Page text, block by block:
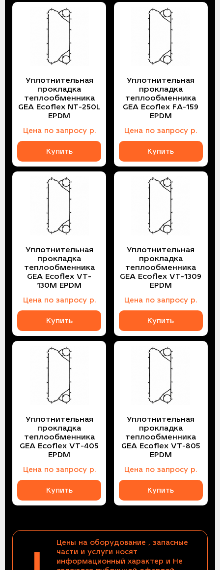
Уплотнительная
прокладка
теплообменника
GEA Ecoflex NT-250L
EPDM
Цена по запросур.
Купить
Уплотнительная
прокладка
теплообменника
GEA Ecoflex FA-159
EPDM
Цена по запросу р.
Купить
Уплотнительная
прокладка
теплообменника
GEA Ecoflex VT-
130M EPDM
Цена по запросур.
Купить
Уплотнительная
прокладка
теплообменника
GEA Ecoflex VT-1309
EPDM
Цена по запросу р.
Купить
Уплотнительная
прокладка
теплообменника
GEA Ecoflex VT-405
EPDM
Цена по запросур.
Купить
Уплотнительная
прокладка
теплообменника
GEA Ecoflex VT-805
EPDM
Цена по запросу р.
Купить
Цены на оборудование , запасные
части и услуги носят
информационный характер и Не